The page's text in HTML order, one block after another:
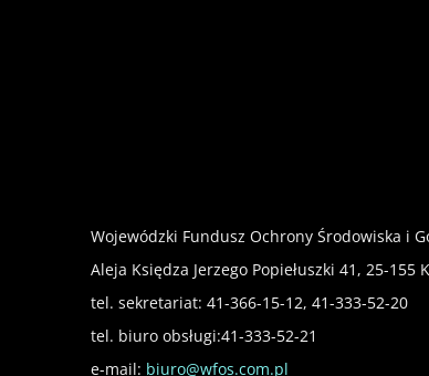
Wojewódzki Fundusz Ochrony Środowiska i
Aleja Księdza Jerzego Popiełuszki 41, 25-155
tel. sekretariat: 41-366-15-12, 41-333-52-20
tel. biuro obsługi:41-333-52-21
e-mail: biuro@wfos.com.pl